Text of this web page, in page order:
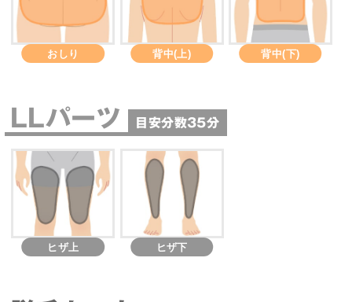
おしり 背中(上) 背中(下)
LLパーツ 目安分数35分
ヒザ上 ヒザ下